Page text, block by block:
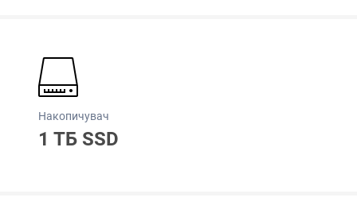
Накопичувач
1 ТБ SSD